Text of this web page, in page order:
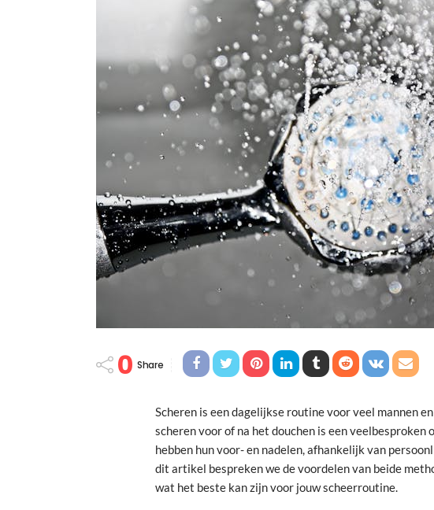
0 Share
Scheren is een dagelijkse routine voor veel mannen
scheren voor of na het douchen is een veelbesproken
hebben hun voor- en nadelen, afhankelijk van
dit artikel bespreken we de voordelen van beide
wat het beste kan zijn voor jouw scheerroutine.